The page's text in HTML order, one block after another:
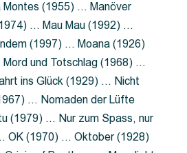
(1955) … Manöver
… Mau Mau (1992) …
(1997) … Moana (1926)
und Totschlag (1968) …
ins Glück (1929) … Nicht
… Nomaden der Lüfte
(1979) … Nur zum Spass, nur
OK (1970) … Oktober (1928)